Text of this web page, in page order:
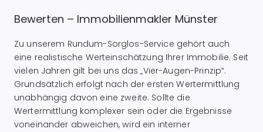
Bewerten – Immobilienmakler Münster
Zu unserem Rundum-Sorglos-Service gehört auch
eine realistische Werteinschätzung Ihrer Immobilie. Seit
vielen Jahren gilt bei uns das „Vier-Augen-Prinzip“.
Grundsätzlich erfolgt nach der ersten Wertermittlung
unabhängig davon eine zweite. Sollte die
Wertermittlung komplexer sein oder die Ergebnisse
voneinander abweichen, wird ein interner